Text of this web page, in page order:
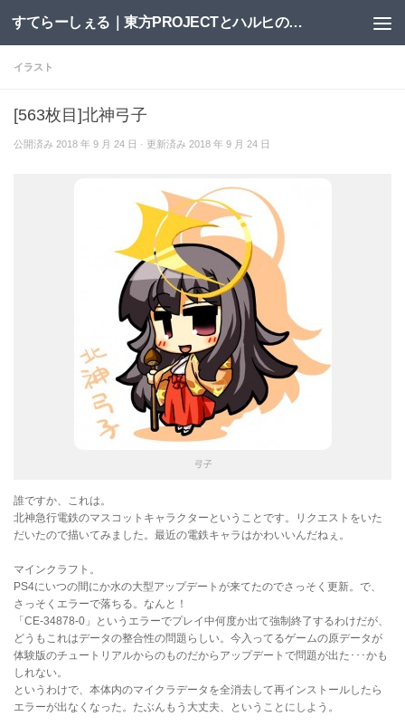
コンテンツへスキップ すてらーしぇる｜東方PROJECTとハルヒの二次創作サイト
イラスト
[563枚目]北神弓子
公開済み 2018 年 9 月 24 日 · 更新済み 2018 年 9 月 24 日
弓子
誰ですか、これは。
北神急行電鉄のマスコットキャラクターということです。リクエストをいた
だいたので描いてみました。最近の電鉄キャラはかわいいんだねぇ。
マインクラフト。
PS4にいつの間にか水の大型アップデートが来てたのでさっそく更新。で、
さっそくエラーで落ちる。なんと！
「CE-34878-0」というエラーでプレイ中何度か出て強制終了するわけだが、
どうもこれはデータの整合性の問題らしい。今入ってるゲームの原データが
体験版のチュートリアルからのものだからアップデートで問題が出た･･･かも
しれない。
というわけで、本体内のマイクラデータを全消去して再インストールしたら
エラーが出なくなった。たぶんもう大丈夫、ということにしよう。